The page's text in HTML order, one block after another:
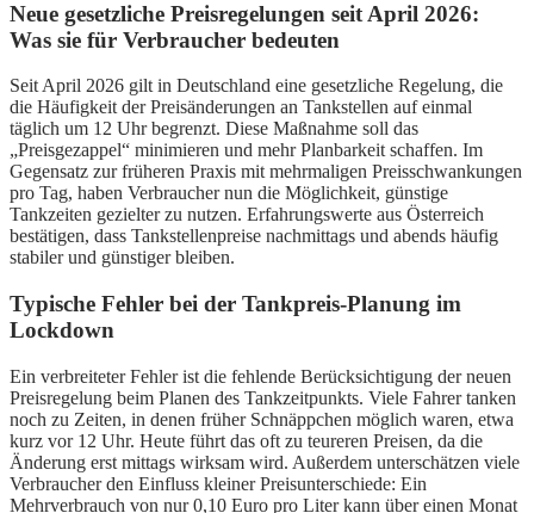
Neue gesetzliche Preisregelungen seit April 2026:
Was sie für Verbraucher bedeuten
Seit April 2026 gilt in Deutschland eine gesetzliche Regelung, die
die Häufigkeit der Preisänderungen an Tankstellen auf einmal
täglich um 12 Uhr begrenzt. Diese Maßnahme soll das
„Preisgezappel“ minimieren und mehr Planbarkeit schaffen. Im
Gegensatz zur früheren Praxis mit mehrmaligen Preisschwankungen
pro Tag, haben Verbraucher nun die Möglichkeit, günstige
Tankzeiten gezielter zu nutzen. Erfahrungswerte aus Österreich
bestätigen, dass Tankstellenpreise nachmittags und abends häufig
stabiler und günstiger bleiben.
Typische Fehler bei der Tankpreis-Planung im
Lockdown
Ein verbreiteter Fehler ist die fehlende Berücksichtigung der neuen
Preisregelung beim Planen des Tankzeitpunkts. Viele Fahrer tanken
noch zu Zeiten, in denen früher Schnäppchen möglich waren, etwa
kurz vor 12 Uhr. Heute führt das oft zu teureren Preisen, da die
Änderung erst mittags wirksam wird. Außerdem unterschätzen viele
Verbraucher den Einfluss kleiner Preisunterschiede: Ein
Mehrverbrauch von nur 0,10 Euro pro Liter kann über einen Monat